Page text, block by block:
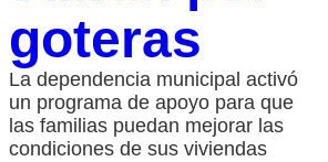
goteras
La dependencia municipal activó
un programa de apoyo para que
las familias puedan mejorar las
condiciones de sus viviendas